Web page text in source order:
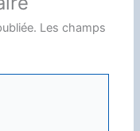
Les champs